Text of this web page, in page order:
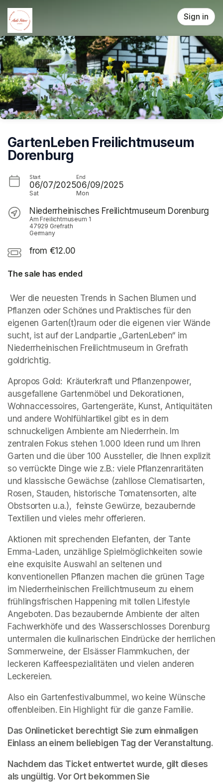
Skip header
Sign in
GartenLeben Freilichtmuseum
Dorenburg
Start
06/07/2025
Sat
End
06/09/2025
Mon
Niederrheinisches Freilichtmuseum Dorenburg
Am Freilichtmuseum 1
47929 Grefrath
Germany
from €12.00
The sale has ended
Pflanzen oder Schönes und Praktisches für den
eigenen Garten(t)raum oder die eigenen vier Wände
sucht, ist auf der Landpartie „GartenLeben“ im
Niederrheinischen Freilichtmuseum in Grefrath
goldrichtig.
Apropos Gold:  Kräuterkraft und Pflanzenpower,
ausgefallene Gartenmöbel und Dekorationen,
Wohnaccessoires, Gartengeräte, Kunst, Antiquitäten
und andere Wohlfühlartikel gibt es in dem
schnuckeligen Ambiente am Niederrhein. Im
zentralen Fokus stehen 1.000 Ideen rund um Ihren
Garten und die über 100 Aussteller, die Ihnen explizit
so verrückte Dinge wie z.B.: viele Pflanzenraritäten
und klassische Gewächse (zahllose Clematisarten,
Rosen, Stauden, historische Tomatensorten, alte
Obstsorten u.a.),  feinste Gewürze, bezaubernde
Textilien und vieles mehr offerieren.
Aktionen mit sprechenden Elefanten, der Tante
Emma-Laden, unzählige Spielmöglichkeiten sowie
eine exquisite Auswahl an seltenen und
konventionellen Pflanzen machen die grünen Tage
im Niederrheinischen Freilichtmuseum zu einem
frühlingsfrischen Happening mit tollen Lifestyle
Angeboten. Das bezaubernde Ambiente der alten
Fachwerkhöfe und des Wasserschlosses Dorenburg
untermalen die kulinarischen Eindrücke der herrlichen
Sommerweine, der Elsässer Flammkuchen, der
leckeren Kaffeespezialitäten und vielen anderen
Leckereien.
Also ein Gartenfestivalbummel, wo keine Wünsche
offenbleiben. Ein Highlight für die ganze Familie.
Das Onlineticket berechtigt Sie zum einmaligen
Einlass an einem beliebigen Tag der Veranstaltung.
Nachdem das Ticket entwertet wurde, gilt dieses
als ungültig. Vor Ort bekommen Sie